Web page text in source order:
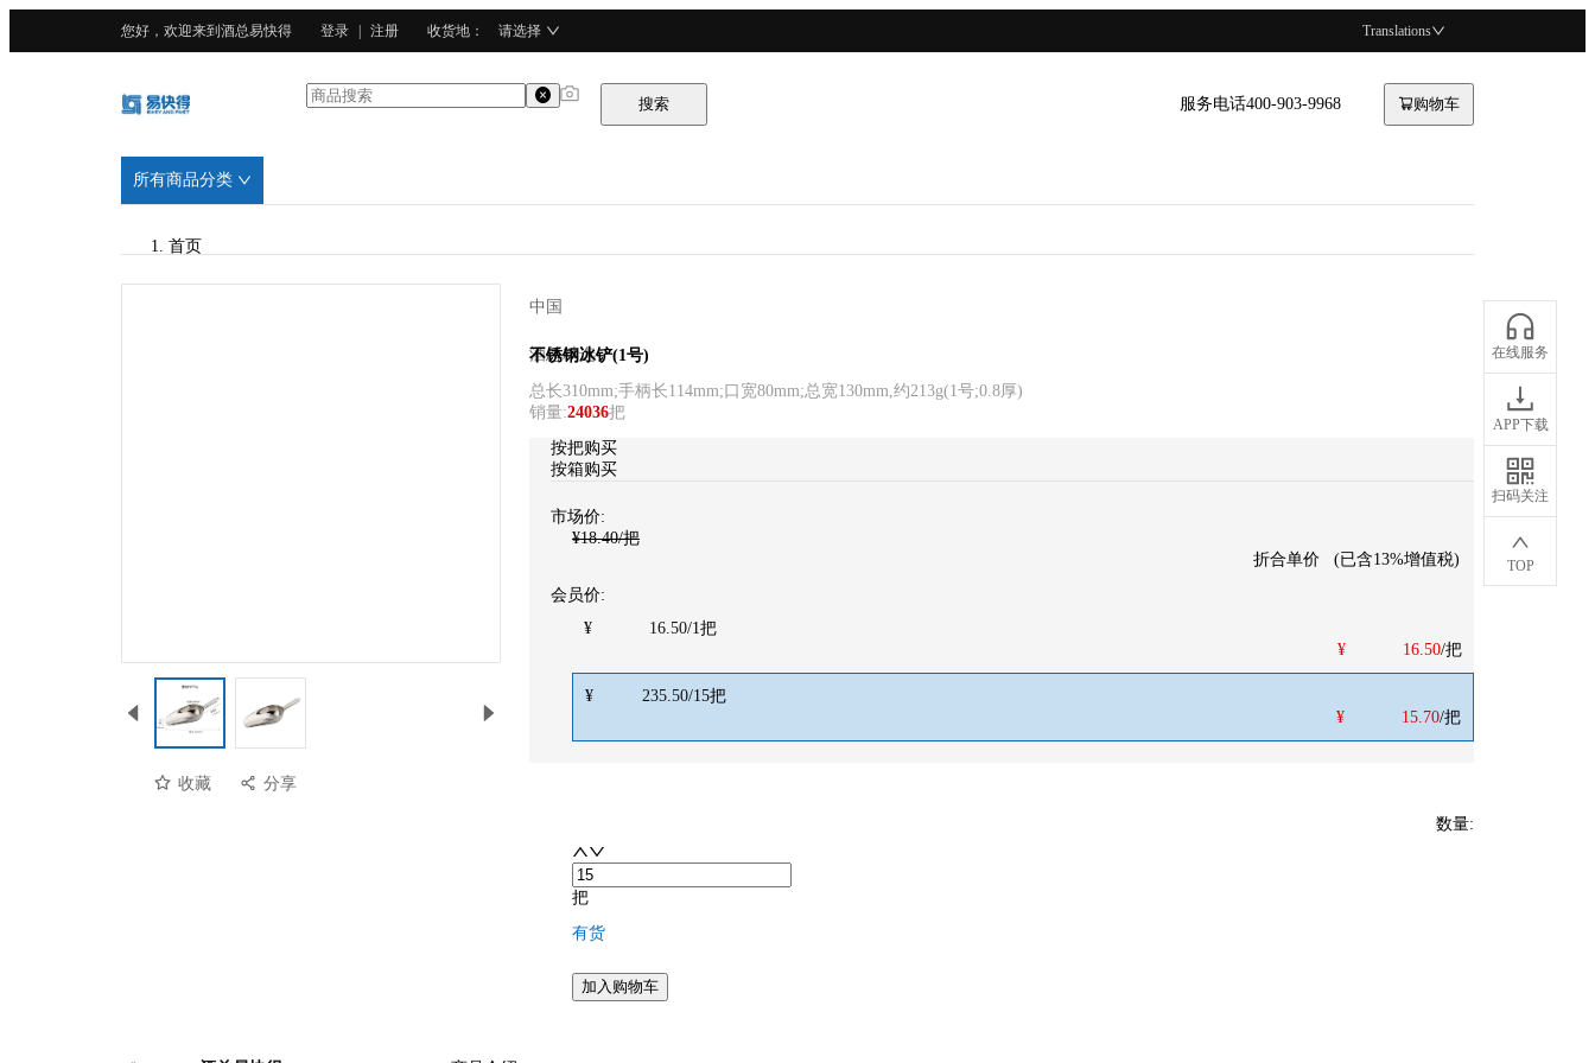
您好，欢迎来到酒总易快得 登录 注册 收货地 ： 请选择 Translations
搜索 服务电话400-903-9968 购物车
所有商品分类
在线服务
APP下载
扫码关注
TOP
首页
收藏 分享
中国
酒总精选
不锈钢冰铲(1号)
总长310mm;手柄长114mm;口宽80mm;总宽130mm,约213g(1号;0.8厚)
销量:24036把
按把购买
按箱购买
市场价:
¥18.40/把
折合单价
(已含13%增值税)
会员价:
¥
16.50/1把
¥
16.50/把
¥ 235.50/15把
¥
15.70/把
数量:
把
有货
加入购物车